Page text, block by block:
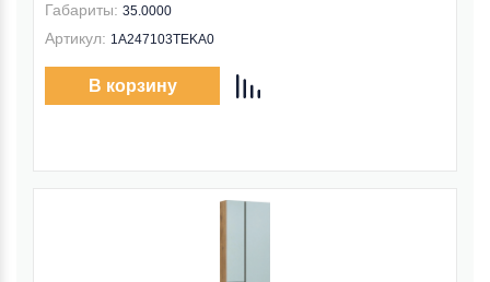
Габариты: 35.0000
Артикул: 1A247103TEKA0
В корзину